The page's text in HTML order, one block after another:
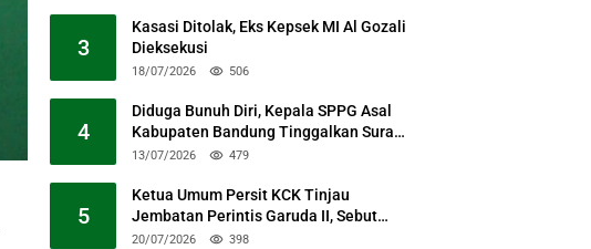
3
Kasasi Ditolak, Eks Kepsek MI Al Gozali
Dieksekusi
18/07/2026 506
4
Diduga Bunuh Diri, Kepala SPPG Asal
Kabupaten Bandung Tinggalkan Surat
Permohonan Maaf
13/07/2026 479
5
Ketua Umum Persit KCK Tinjau
Jembatan Perintis Garuda II, Sebut
Simbol Kebersamaan TNI dan Rakyat
20/07/2026 398